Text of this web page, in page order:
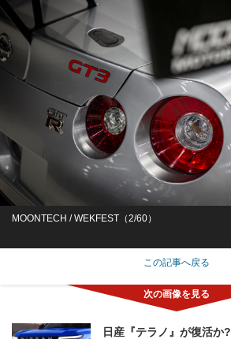
MOONTECH / WEKFEST（2/60）
この記事へ戻る
日産『テラノ』が復活か